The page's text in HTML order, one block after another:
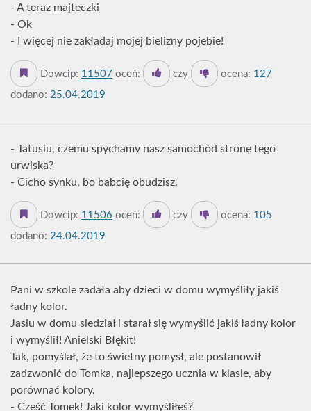
- A teraz majteczki
- Ok
- I więcej nie zakładaj mojej bielizny pojebie!
Dowcip: 11507 oceń: czy ocena: 127
dodano: 25.04.2019
- Tatusiu, czemu spychamy nasz samochód stronę tego
urwiska?
- Cicho synku, bo babcię obudzisz.
Dowcip: 11506 oceń: czy ocena: 105
dodano: 24.04.2019
Pani w szkole zadała aby dzieci w domu wymyśliły jakiś
ładny kolor.
Jasiu w domu siedział i starał się wymyślić jakiś ładny kolor
i wymyślił! Anielski Błękit!
Tak, pomyślał, że to świetny pomysł, ale postanowił
zadzwonić do Tomka, najlepszego ucznia w klasie, aby
porównać kolory.
- Cześć Tomek! Jaki kolor wymyśliłeś?